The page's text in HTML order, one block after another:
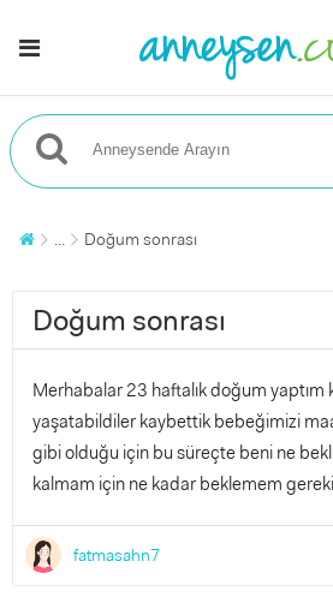
... Doğum sonrası
Doğum sonrası
Merhabalar 23 haftalık doğum yaptım
yaşatabildiler kaybettik bebeğimizi
gibi olduğu için bu süreçte beni ne
kalmam için ne kadar beklemem
fatmasahn7